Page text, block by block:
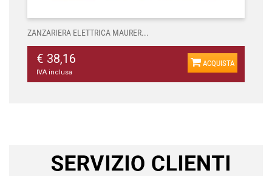
ZANZARIERA ELETTRICA MAURER...
€ 38,16
IVA inclusa
ACQUISTA